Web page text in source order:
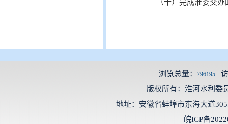
（十）完成淮委交办
浏览总量： 796195|
版权所有：淮河水利委
地址：安徽省蚌埠市东海大道
皖ICP备